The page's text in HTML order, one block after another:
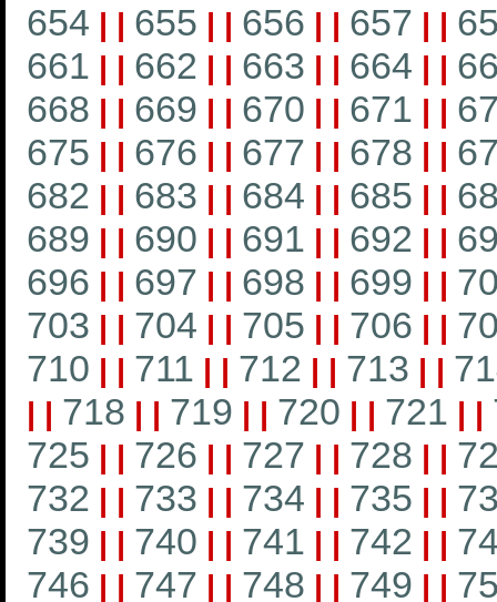
654 | | 655 | | 656 | | 657 | |
661 | | 662 | | 663 | | 664 | |
668 | | 669 | | 670 | | 671 | |
675 | | 676 | | 677 | | 678 | |
682 | | 683 | | 684 | | 685 | |
689 | | 690 | | 691 | | 692 | |
696 | | 697 | | 698 | | 699 | |
703 | | 704 | | 705 | | 706 | |
710 | | 711 | | 712 | | 713 | |
| | 718 | | 719 | | 720 | | 721 | |
725 | | 726 | | 727 | | 728 | |
732 | | 733 | | 734 | | 735 | |
739 | | 740 | | 741 | | 742 | |
746 | | 747 | | 748 | | 749 | |